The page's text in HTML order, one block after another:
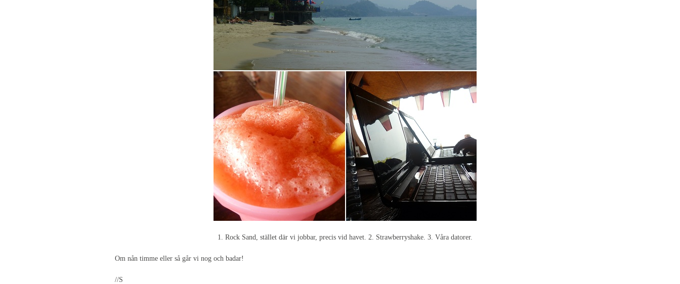
1. Rock Sand, stället där vi jobbar, precis vid havet. 2. Strawberryshake. 3. Våra datorer.
Om nån timme eller så går vi nog och badar!
//S